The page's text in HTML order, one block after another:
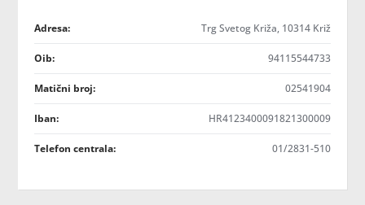
Adresa: Trg Svetog Križa, 10314 Križ
Oib: 94115544733
Matični broj: 02541904
Iban: HR4123400091821300009
Telefon centrala: 01/2831-510